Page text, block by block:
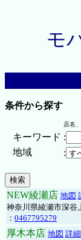
モ
条件から探す
店名
キーワード :
地域
:
NEW綾瀬店 地図
神奈川県綾瀬市深谷
： 0467795279
厚木本店 地図 詳細